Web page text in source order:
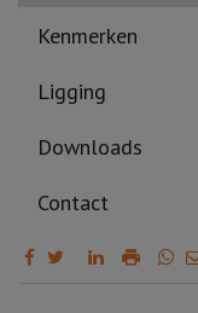
Kenmerken
Ligging
Downloads
Contact